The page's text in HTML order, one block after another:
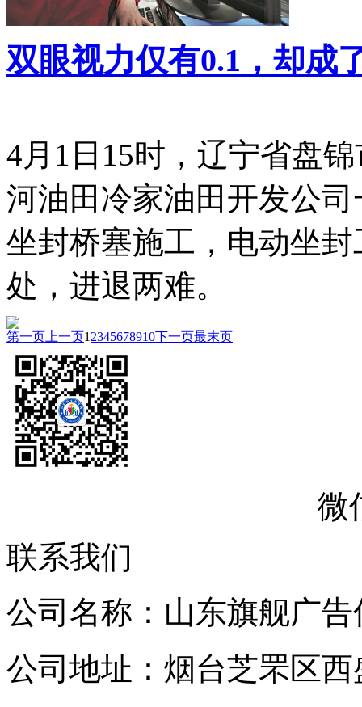
双眼视力仅有0.1，却成
4月1日15时，辽宁省盘
河油田冷家油田开发公
坐封桥塞施工，电动坐
处，进退两难。
第一页 上一页1 2345678910下一页最末页
微
联系我们
公司名称：山东旗舰广
公司地址：烟台芝罘区